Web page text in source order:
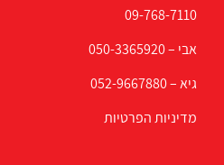
09-768-7110
אבי –050-3365920
גיא –052-9667880
מדיניות הפרטיות